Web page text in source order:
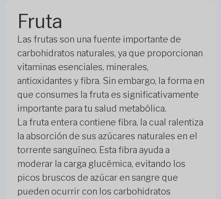
Fruta
Las frutas son una fuente importante de
carbohidratos naturales, ya que proporcionan
vitaminas esenciales, minerales,
antioxidantes y fibra. Sin embargo, la forma en
que consumes la fruta es significativamente
importante para tu salud metabólica.
La fruta entera contiene fibra, la cual ralentiza
la absorción de sus azúcares naturales en el
torrente sanguíneo. Esta fibra ayuda a
moderar la carga glucémica, evitando los
picos bruscos de azúcar en sangre que
pueden ocurrir con los carbohidratos